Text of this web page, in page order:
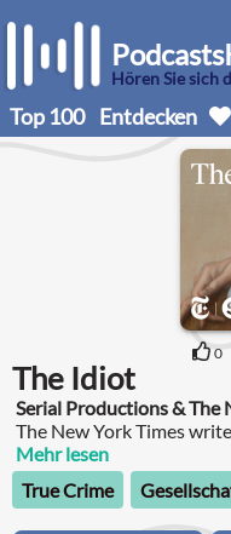
Hören Sie sich
Top 100 Entdecken
0
The Idiot
Serial Productions & The
The New York Times
Mehr lesen
True Crime